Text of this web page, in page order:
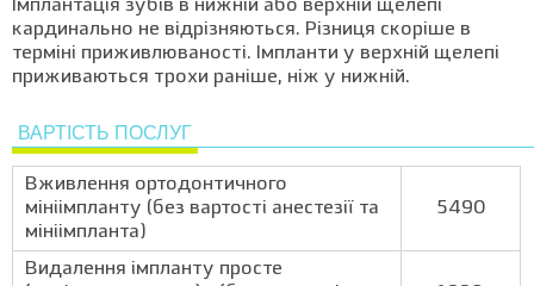
Імплантація зубів в нижній або верхній щелепі
кардинально не відрізняються. Різниця скоріше в
терміні приживлюваності. Імпланти у верхній щелепі
приживаються трохи раніше, ніж у нижній.
ВАРТІСТЬ ПОСЛУГ
Вживлення ортодонтичного
мініімпланту (без вартості анестезії та
мініімпланта)
5490
Видалення імпланту просте